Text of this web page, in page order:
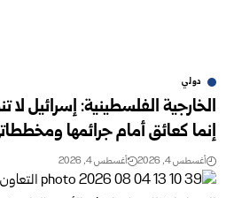
دولي
الخارجية الفلسطينية: إسرائيل لا
إنما كعائق أمام جرائمها
أغسطس 4, 2026 أغسطس 4, 2026